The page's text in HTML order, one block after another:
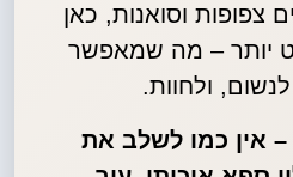
צפופות וסואנות, כאן
יותר – מה שמאפשר
ולחוות.
– אין כמו לשלב את